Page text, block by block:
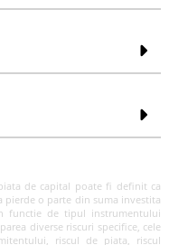
de capital poate fi definit ca
o parte din suma investita
functie de tipul instrumentului
diverse riscuri specifice, cele
riscul de piata, riscul